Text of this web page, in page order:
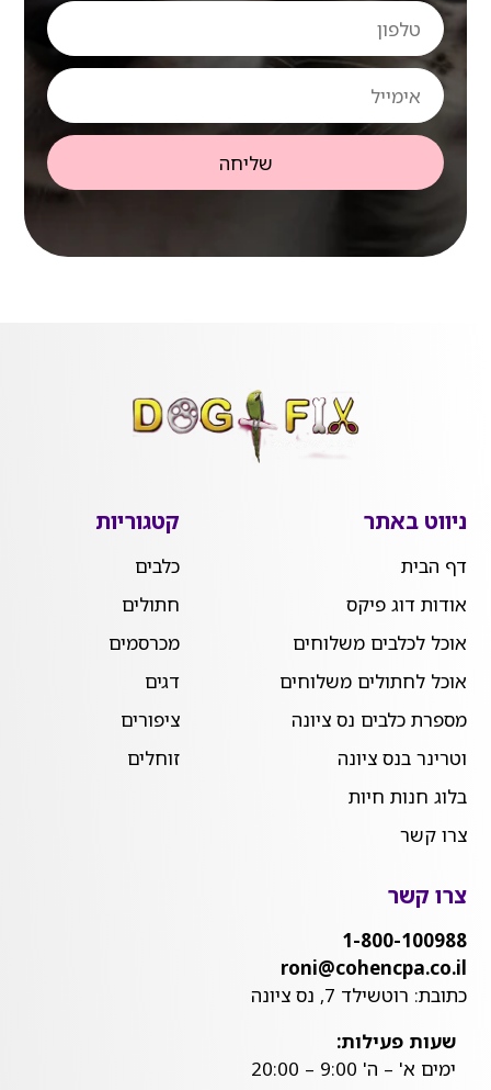
טלפון
אימייל
שליחה
ניווט באתר
דף הבית
אודות דוג פיקס
אוכל לכלבים משלוחים
אוכל לחתולים משלוחים
מספרת כלבים נס ציונה
וטרינר בנס ציונה
בלוג חנות חיות
צרו קשר
קטגוריות
כלבים
חתולים
מכרסמים
דגים
ציפורים
זוחלים
צרו קשר
1-800-100988
roni@cohencpa.co.il
כתובת: רוטשילד 7, נס ציונה
שעות פעילות:
ימים א' – ה' 9:00 – 20:00